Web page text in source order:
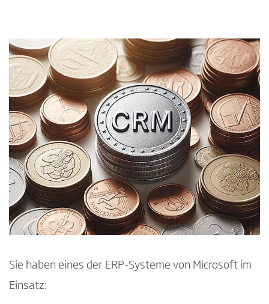
Sie haben eines der ERP-Systeme von Microsoft im
Einsatz: